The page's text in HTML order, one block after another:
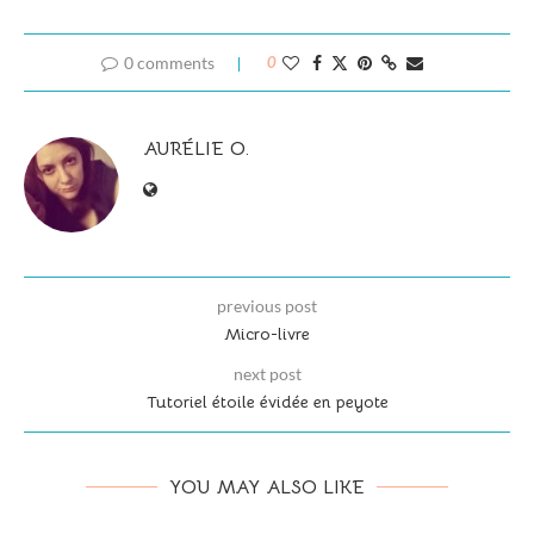
0 comments 0
AURÉLIE O.
previous post
Micro-livre
next post
Tutoriel étoile évidée en peyote
YOU MAY ALSO LIKE